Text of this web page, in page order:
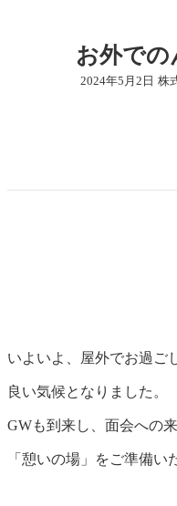
お外での
2024年5月2日 株
いよいよ、屋外でお過ご
良い気候となりました。
GWも到来し、面会への
「憩いの場」をご準備い